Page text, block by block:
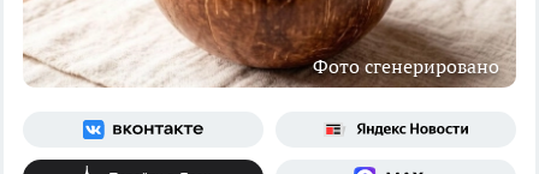
Фото сгенерировано